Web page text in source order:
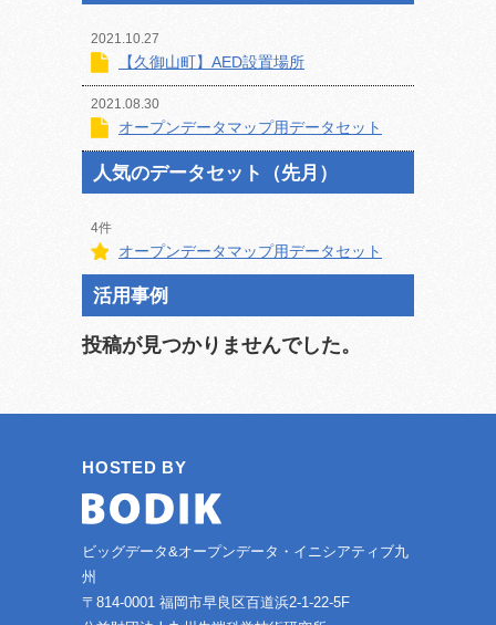
2021.10.27
【久御山町】AED設置場所
2021.08.30
オープンデータマップ用データセット
人気のデータセット（先月）
4件
オープンデータマップ用データセット
活用事例
投稿が見つかりませんでした。
HOSTED BY
ビッグデータ&オープンデータ・イニシアティブ九
州
〒814-0001 福岡市早良区百道浜2-1-22-5F